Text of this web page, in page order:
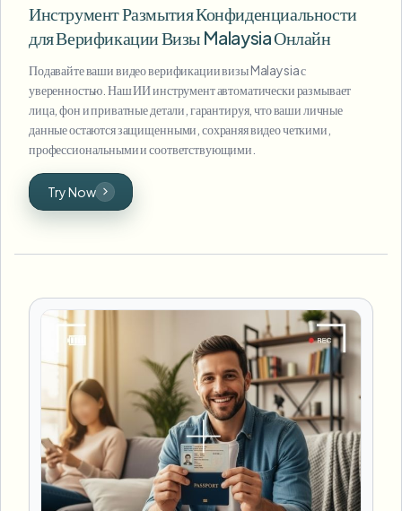
Инструмент Размытия Конфиденциальности
для Верификации Визы Malaysia Онлайн
Подавайте ваши видео верификации визы Malaysia с
уверенностью. Наш ИИ инструмент автоматически размывает
лица, фон и приватные детали, гарантируя, что ваши личные
данные остаются защищенными, сохраняя видео четкими,
профессиональными и соответствующими.
Try Now